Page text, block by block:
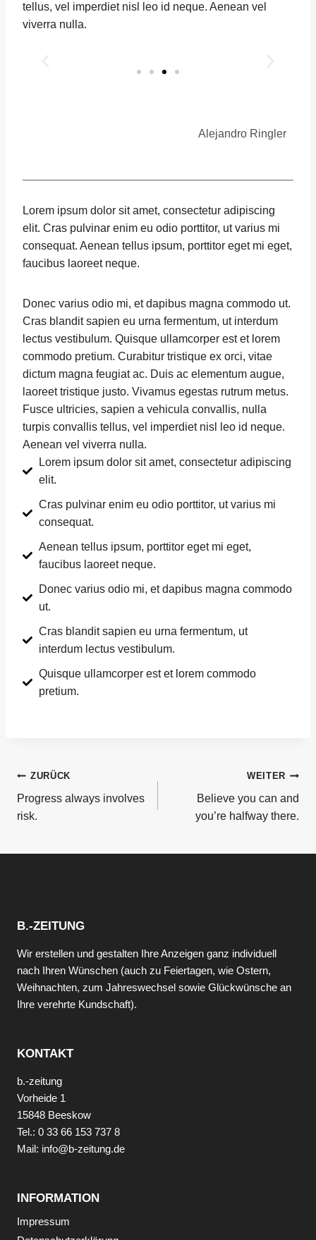
tellus, vel imperdiet nisl leo id neque. Aenean vel
viverra nulla.
Alejandro Ringler
Lorem ipsum dolor sit amet, consectetur adipiscing
elit. Cras pulvinar enim eu odio porttitor, ut varius mi
consequat. Aenean tellus ipsum, porttitor eget mi eget,
faucibus laoreet neque.
Donec varius odio mi, et dapibus magna commodo ut.
Cras blandit sapien eu urna fermentum, ut interdum
lectus vestibulum. Quisque ullamcorper est et lorem
commodo pretium. Curabitur tristique ex orci, vitae
dictum magna feugiat ac. Duis ac elementum augue,
laoreet tristique justo. Vivamus egestas rutrum metus.
Fusce ultricies, sapien a vehicula convallis, nulla
turpis convallis tellus, vel imperdiet nisl leo id neque.
Aenean vel viverra nulla.
Lorem ipsum dolor sit amet, consectetur adipiscing
elit.
Cras pulvinar enim eu odio porttitor, ut varius mi
consequat.
Aenean tellus ipsum, porttitor eget mi eget,
faucibus laoreet neque.
Donec varius odio mi, et dapibus magna commodo
ut.
Cras blandit sapien eu urna fermentum, ut
interdum lectus vestibulum.
Quisque ullamcorper est et lorem commodo
pretium.
ZURÜCK
Progress always involves
risk.
WEITER
Believe you can and
you’re halfway there.
B.-ZEITUNG
Wir erstellen und gestalten Ihre Anzeigen ganz individuell
nach Ihren Wünschen (auch zu Feiertagen, wie Ostern,
Weihnachten, zum Jahreswechsel sowie Glückwünsche an
Ihre verehrte Kundschaft).
KONTAKT
b.-zeitung
Vorheide 1
15848 Beeskow
Tel.: 0 33 66 153 737 8
Mail: info@b-zeitung.de
INFORMATION
Impressum